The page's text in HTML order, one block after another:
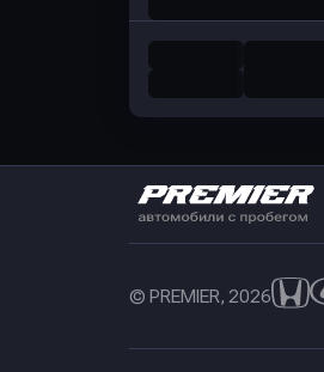
© PREMIER, 2026